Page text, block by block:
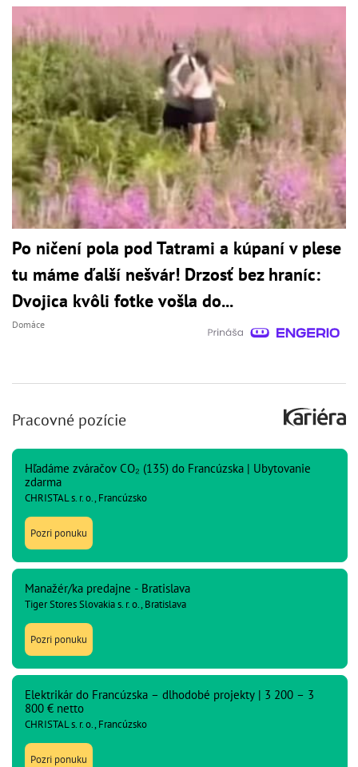
Po ničení pola pod Tatrami a kúpaní v plese
tu máme ďalší nešvár! Drzosť bez hraníc:
Dvojica kvôli fotke vošla do...
Domáce
Pracovné pozície
Hľadáme zváračov CO₂ (135) do Francúzska | Ubytovanie
zdarma
CHRISTAL s. r. o., Francúzsko
Pozri ponuku
Manažér/ka predajne - Bratislava
Tiger Stores Slovakia s. r. o., Bratislava
Pozri ponuku
Elektrikár do Francúzska – dlhodobé projekty | 3 200 – 3
800 € netto
CHRISTAL s. r. o., Francúzsko
Pozri ponuku